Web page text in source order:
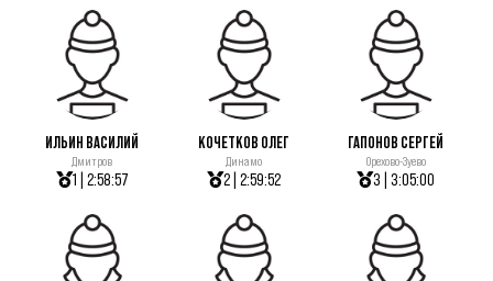
ИЛЬИН ВАСИЛИЙ
Дмитров
1 | 2:58:57
КОЧЕТКОВ ОЛЕГ
Динамо
2 | 2:59:52
ГАПОНОВ СЕРГЕЙ
Орехово-Зуево
3 | 3:05:00